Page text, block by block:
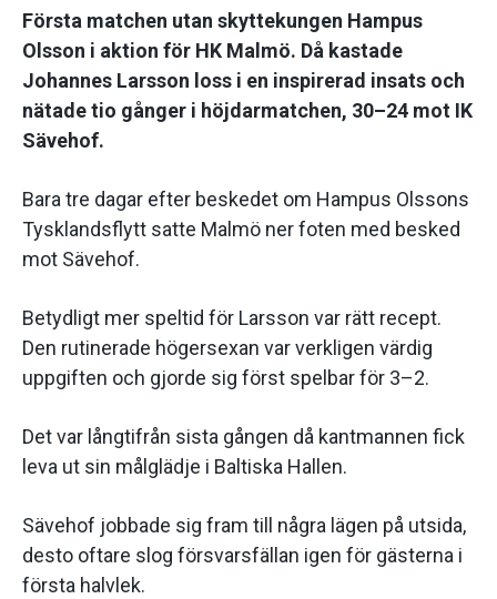
Första matchen utan skyttekungen Hampus
Olsson i aktion för HK Malmö. Då kastade
Johannes Larsson loss i en inspirerad insats och
nätade tio gånger i höjdarmatchen, 30–24 mot IK
Sävehof.
Bara tre dagar efter beskedet om Hampus Olssons
Tysklandsflytt satte Malmö ner foten med besked
mot Sävehof.
Betydligt mer speltid för Larsson var rätt recept.
Den rutinerade högersexan var verkligen värdig
uppgiften och gjorde sig först spelbar för 3–2.
Det var långtifrån sista gången då kantmannen fick
leva ut sin målglädje i Baltiska Hallen.
Sävehof jobbade sig fram till några lägen på utsida,
desto oftare slog försvarsfällan igen för gästerna i
första halvlek.